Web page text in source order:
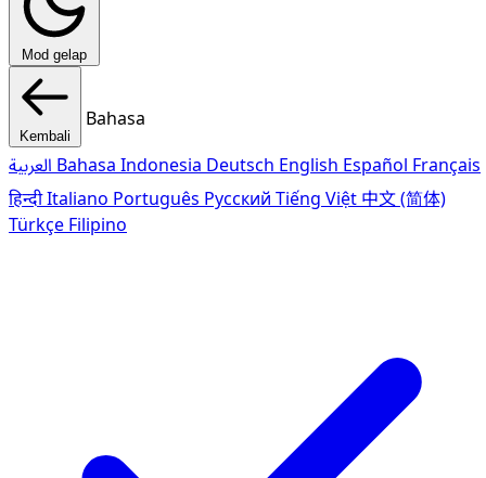
Mod gelap
Kembali
Bahasa
Bahasa Indonesia Deutsch English Español Français
हिन्दीItaliano Português Pусский Tiếng Việt 中文 (简体)
Türkçe Filipino